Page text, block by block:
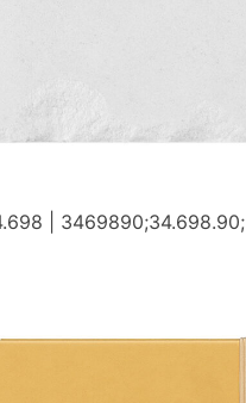
| 3469890;34.698.90;